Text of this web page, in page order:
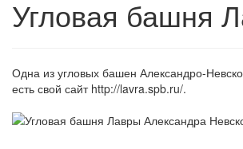
Угловая башня
Одна из угловых башен Александро-
есть свой сайт http://lavra.spb.ru/.